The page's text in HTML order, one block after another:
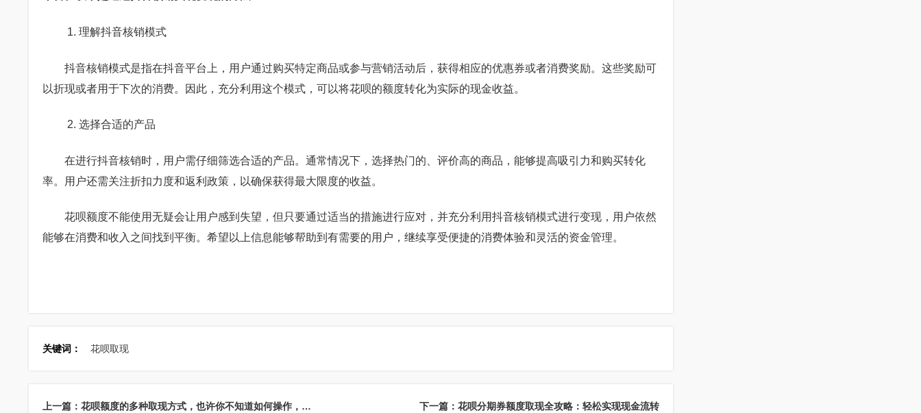
1. 理解抖音核销模式
抖音核销模式是指在抖音平台上，用户通过购买特定商品或参与营销活动后，获得相应的优惠券或者消费奖励。这些奖励可
以折现或者用于下次的消费。因此，充分利用这个模式，可以将花呗的额度转化为实际的现金收益。
2. 选择合适的产品
在进行抖音核销时，用户需仔细筛选合适的产品。通常情况下，选择热门的、评价高的商品，能够提高吸引力和购买转化
率。用户还需关注折扣力度和返利政策，以确保获得最大限度的收益。
花呗额度不能使用无疑会让用户感到失望，但只要通过适当的措施进行应对，并充分利用抖音核销模式进行变现，用户依然
能够在消费和收入之间找到平衡。希望以上信息能够帮助到有需要的用户，继续享受便捷的消费体验和灵活的资金管理。
关键词： 花呗取现
上一篇：花呗额度的多种取现方式，也许你不知道如何操作，套个现轻松掌握资金周转！ 下一篇：花呗分期券额度取现全攻略：轻松实现现金流转